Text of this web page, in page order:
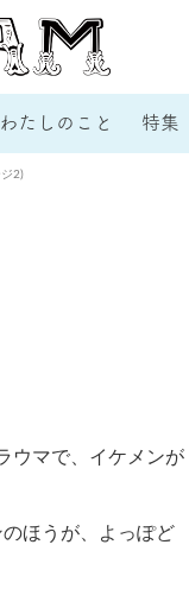
わたしのこと 特集
2)
ウマで、イケメンが
ほうが、よっぽど